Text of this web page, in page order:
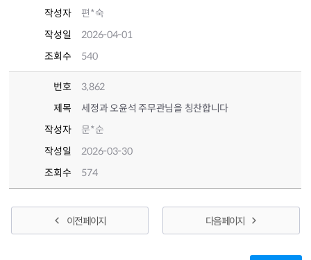
작성자
편*숙
작성일
2026-04-01
조회수
540
번호
3,862
제목
세정과 오윤석 주무관님을 칭찬합니다
작성자
문*순
작성일
2026-03-30
조회수
574
이전 페이지 다음 페이지